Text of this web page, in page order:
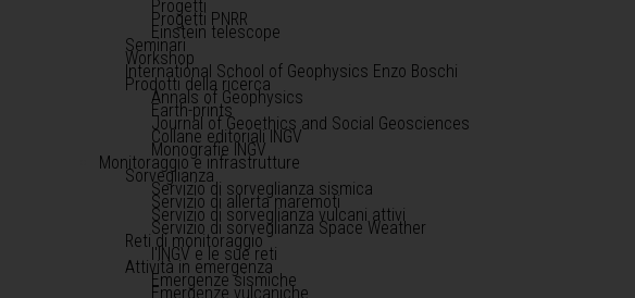
Progetti
Progetti PNRR
Einstein telescope
Seminari
Workshop
International School of Geophysics Enzo Boschi
Prodotti della ricerca
Annals of Geophysics
Earth-prints
Journal of Geoethics and Social Geosciences
Collane editoriali INGV
Monografie INGV
Monitoraggio e infrastrutture
Sorveglianza
Servizio di sorveglianza sismica
Servizio di allerta maremoti
Servizio di sorveglianza vulcani attivi
Servizio di sorveglianza Space Weather
Reti di monitoraggio
l'INGV e le sue reti
Attività in emergenza
Emergenze sismiche
Emergenze vulcaniche